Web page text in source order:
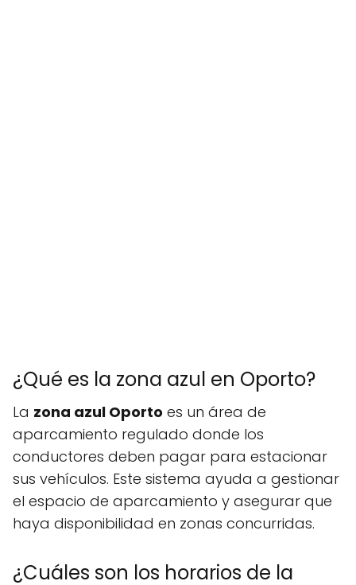
¿Qué es la zona azul en Oporto?
La zona azul Oporto es un área de
aparcamiento regulado donde los
conductores deben pagar para estacionar
sus vehículos. Este sistema ayuda a gestionar
el espacio de aparcamiento y asegurar que
haya disponibilidad en zonas concurridas.
¿Cuáles son los horarios de la